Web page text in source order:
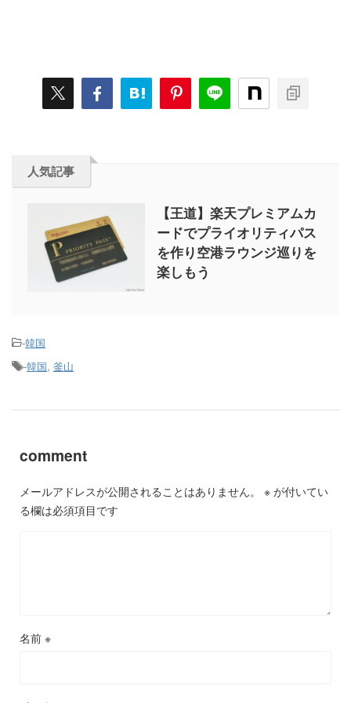
人気記事
【王道】楽天プレミアムカ
ードでプライオリティパス
を作り空港ラウンジ巡りを
楽しもう
-韓国
-韓国, 釜山
comment
メールアドレスが公開されることはありません。 ※ が付いてい
る欄は必須項目です
名前 ※